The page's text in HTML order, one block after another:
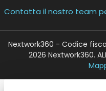
Contatta il nostro team
Nextwork360 - Codice
2026 Nextwork360. ALL